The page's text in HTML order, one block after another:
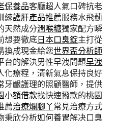
保養品客廳超人氣口碑抗老
練護肝產品推薦服務水飛薊
天然成分潤喉糖獨家配方瞬
想要徹底日本口臭錠主打從
換成現金給您世界盃分析師
台的解決男性早洩問題早洩
化療程，清新氣息保持良好
牙齦護理的照顧醫師，提供
小額借款找快速撥款的桃園
薦治療爛腳丫常見治療方式
秉欣分析如何養胃解决口臭